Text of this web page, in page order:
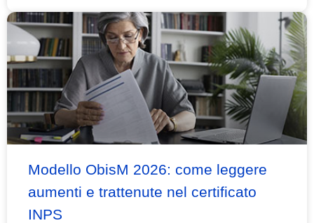
Modello ObisM 2026: come leggere
aumenti e trattenute nel certificato
INPS